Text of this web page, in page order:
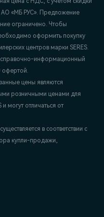
«МБ РУС». Предложение
ограничено. Чтобы
оформить покупку
центров марки SERES.
справочно-информационный
офертой.
цены являются
розничными ценами для
могут отличаться от
в соответствии с
купли-продажи,